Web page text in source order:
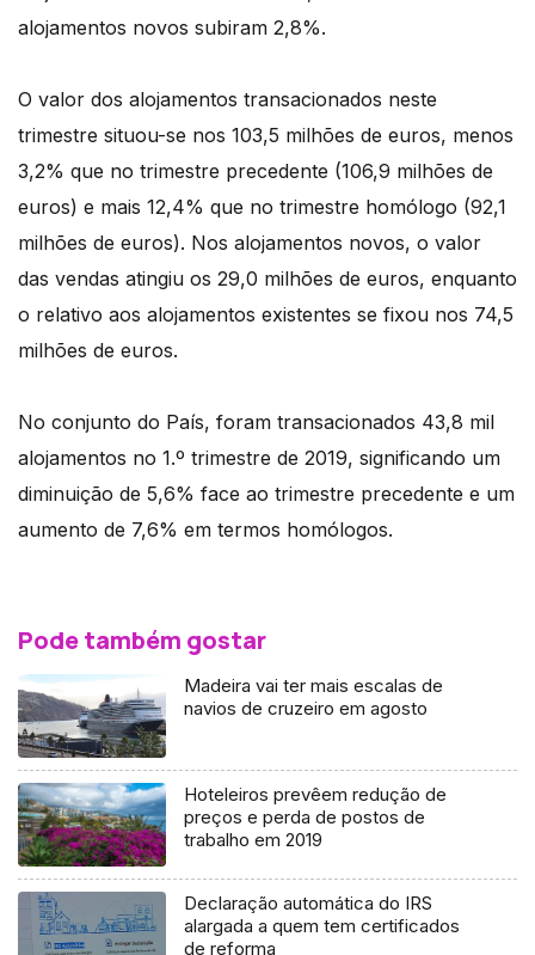
alojamentos novos subiram 2,8%.
O valor dos alojamentos transacionados neste
trimestre situou-se nos 103,5 milhões de euros, menos
3,2% que no trimestre precedente (106,9 milhões de
euros) e mais 12,4% que no trimestre homólogo (92,1
milhões de euros). Nos alojamentos novos, o valor
das vendas atingiu os 29,0 milhões de euros, enquanto
o relativo aos alojamentos existentes se fixou nos 74,5
milhões de euros.
No conjunto do País, foram transacionados 43,8 mil
alojamentos no 1.º trimestre de 2019, significando um
diminuição de 5,6% face ao trimestre precedente e um
aumento de 7,6% em termos homólogos.
Pode também gostar
Madeira vai ter mais escalas de
navios de cruzeiro em agosto
Hoteleiros prevêem redução de
preços e perda de postos de
trabalho em 2019
Declaração automática do IRS
alargada a quem tem certificados
de reforma